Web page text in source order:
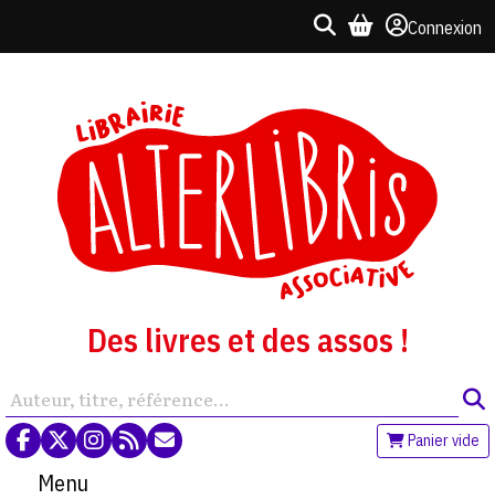
Connexion
Des livres et des assos !
Panier vide
Menu